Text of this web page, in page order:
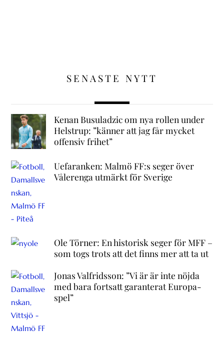
SENASTE NYTT
Kenan Busuladzic om nya rollen under
Helstrup: ”känner att jag får mycket
offensiv frihet”
Uefaranken: Malmö FF:s seger över
Vålerenga utmärkt för Sverige
Ole Törner: En historisk seger för MFF –
som togs trots att det finns mer att ta ut
Jonas Valfridsson: ”Vi är är inte nöjda
med bara fortsatt garanterat Europa-
spel”